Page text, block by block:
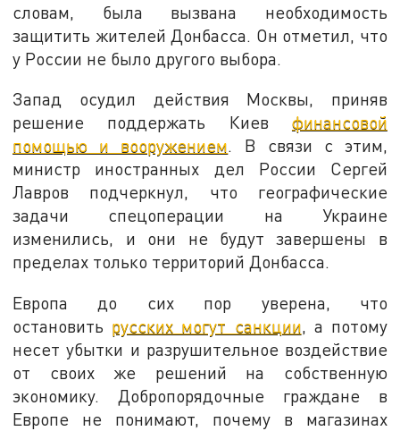
словам, была вызвана необходимость
защитить жителей Донбасса. Он отметил, что
у России не было другого выбора.
Запад осудил действия Москвы, приняв
решение поддержать Киев финансовой
помощью и вооружением. В связи с этим,
министр иностранных дел России Сергей
Лавров подчеркнул, что географические
задачи спецоперации на Украине
изменились, и они не будут завершены в
пределах только территорий Донбасса.
Европа до сих пор уверена, что
остановить русских могут санкции, а потому
несет убытки и разрушительное воздействие
от своих же решений на собственную
экономику. Добропорядочные граждане в
Европе не понимают, почему в магазинах